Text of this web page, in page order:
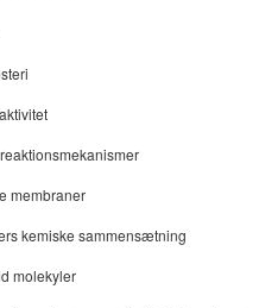
membraner
kemiske sammensætning
molekyler